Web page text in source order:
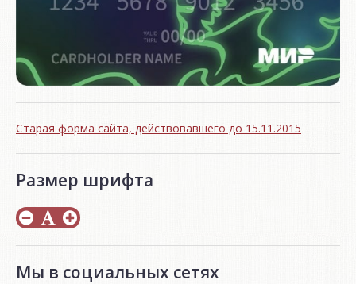
Старая форма сайта, действовавшего до 15.11.2015
Размер шрифта
Мы в социальных сетях